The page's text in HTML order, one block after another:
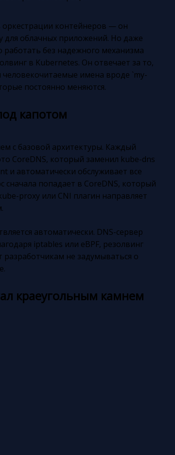
оркестрации контейнеров — он
для облачных приложений. Но даже
без надежного механизма
в Kubernetes. Он отвечает за то,
имена вроде `my-
постоянно меняются.
капотом
с базовой архитектуры. Каждый
CoreDNS, который заменил kube-dns
и автоматически обслуживает все
сначала попадает в CoreDNS, который
proxy или CNI плагин направляет
автоматически. DNS-сервер
iptables или eBPF, резолвинг
не задумываться о
краеугольным камнем